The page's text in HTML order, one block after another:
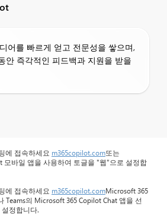
어를 빠르게 얻고 전문성을 쌓으며,
안 즉각적인 피드백과 지원을 받을
에 접속하세요 m365copilot.com또는
모바일 앱을 사용하여 토글을 "웹"으로 설정합
에 접속하세요 m365copilot.comMicrosoft 365
Teams의 Microsoft 365 Copilot Chat 앱을 선
정합니다.